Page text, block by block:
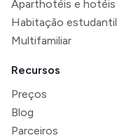
Aparthotéis e hotéis
Habitação estudantil
Multifamiliar
Recursos
Preços
Blog
Parceiros